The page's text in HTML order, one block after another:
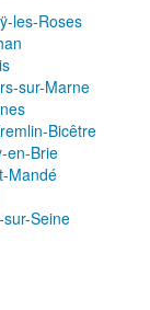
les-Roses
sur-Marne
Bicêtre
en-Brie
Mandé
Seine